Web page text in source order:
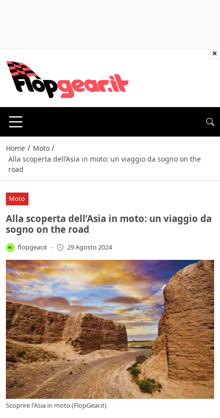
Home / Moto /
Alla scoperta dell’Asia in moto: un viaggio da sogno on the
road
Moto
Alla scoperta dell’Asia in moto: un viaggio da
sogno on the road
flopgear.it - 29 Agosto 2024
Scoprire l'Asia in moto (FlopGear.it)
×